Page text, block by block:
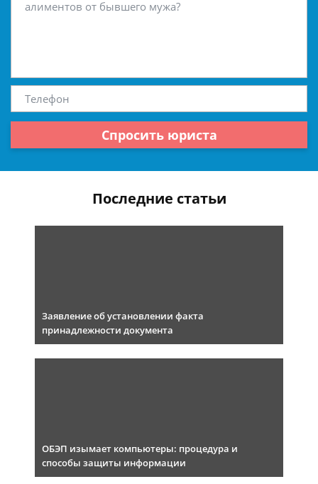
Спросить юриста
Последние статьи
Заявление об установлении факта
принадлежности документа
ОБЭП изымает компьютеры: процедура и
способы защиты информации